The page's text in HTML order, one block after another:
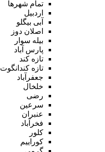
تمام شهر‌ها
اردبیل
آبی بیگلو
اصلان دوز
بیله سوار
پارس آباد
تازه کند
تازه کندانگوت
جعفرآباد
خلخال
رضی
سرعین
عنبران
فخرآباد
کلور
کوراییم